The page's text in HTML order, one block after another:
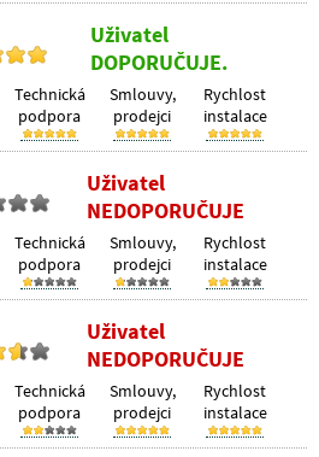
Uživatel
DOPORUČUJE.
Technická
podpora
Smlouvy,
prodejci
Rychlost
instalace
Uživatel
NEDOPORUČUJE
Technická
podpora
Smlouvy,
prodejci
Rychlost
instalace
Uživatel
NEDOPORUČUJE
Technická
podpora
Smlouvy,
prodejci
Rychlost
instalace